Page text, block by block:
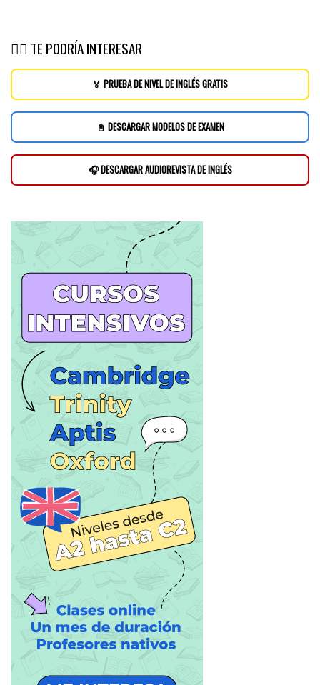
👉🏽 TE PODRÍA INTERESAR
🏅 PRUEBA DE NIVEL DE INGLÉS GRATIS
📓 DESCARGAR MODELOS DE EXAMEN
🎧 DESCARGAR AUDIOREVISTA DE INGLÉS